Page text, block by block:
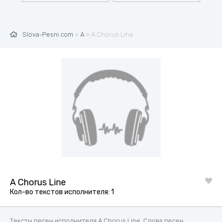
Slova-Pesni.com » A » A Chorus Line
A Chorus Line
Кол-во текстов исполнителя: 1